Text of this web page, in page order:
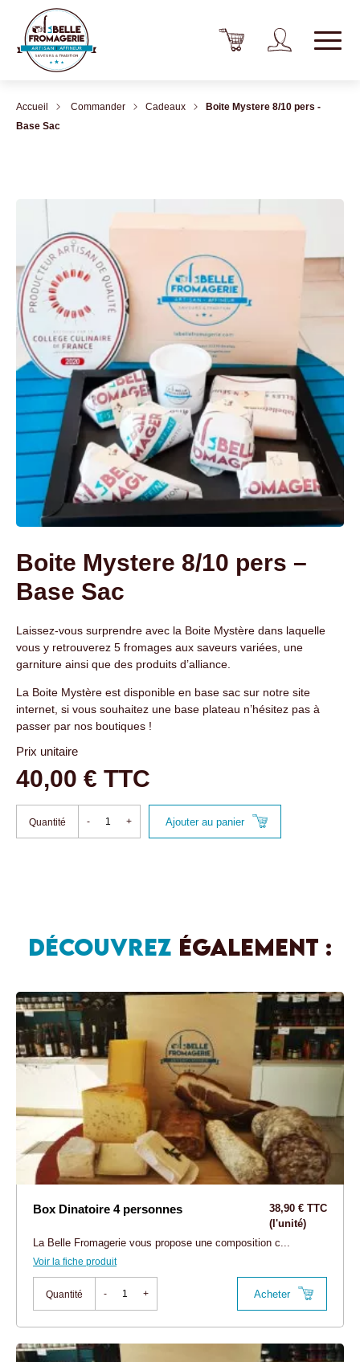
Accueil Commander Cadeaux
Boite Mystere 8/10 pers -
Base Sac
Boite Mystere 8/10 pers –
Base Sac
Laissez-vous surprendre avec la Boite Mystère dans laquelle
vous y retrouverez 5 fromages aux saveurs variées, une
garniture ainsi que des produits d’alliance.
La Boite Mystère est disponible en base sac sur notre site
internet, si vous souhaitez une base plateau n’hésitez pas à
passer par nos boutiques !
Prix unitaire
40,00 € TTC
Quantité - + Ajouter au panier
DÉCOUVREZ ÉGALEMENT :
Box Dinatoire 4 personnes
38,90 € TTC
(l'unité)
La Belle Fromagerie vous propose une composition c...
Voir la fiche produit
Quantité - + Acheter